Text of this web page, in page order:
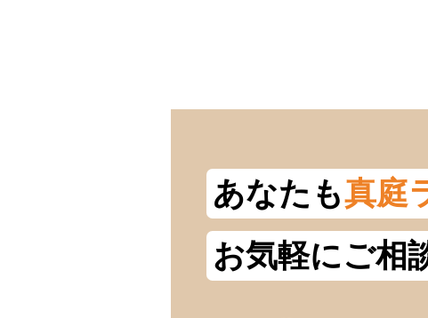
あなたも真庭
お気軽にご相